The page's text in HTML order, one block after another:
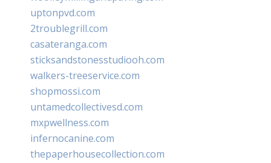
uptonpvd.com
2troublegrill.com
casateranga.com
sticksandstonesstudiooh.com
walkers-treeservice.com
shopmossi.com
untamedcollectivesd.com
mxpwellness.com
infernocanine.com
thepaperhousecollection.com